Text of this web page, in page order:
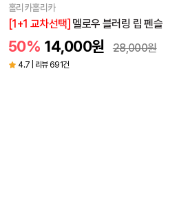
홀리카홀리카
[1+1 교차선택] 멜로우 블러링 립 펜슬
50% 14,000원 28,000원
4.7 | 리뷰 691건